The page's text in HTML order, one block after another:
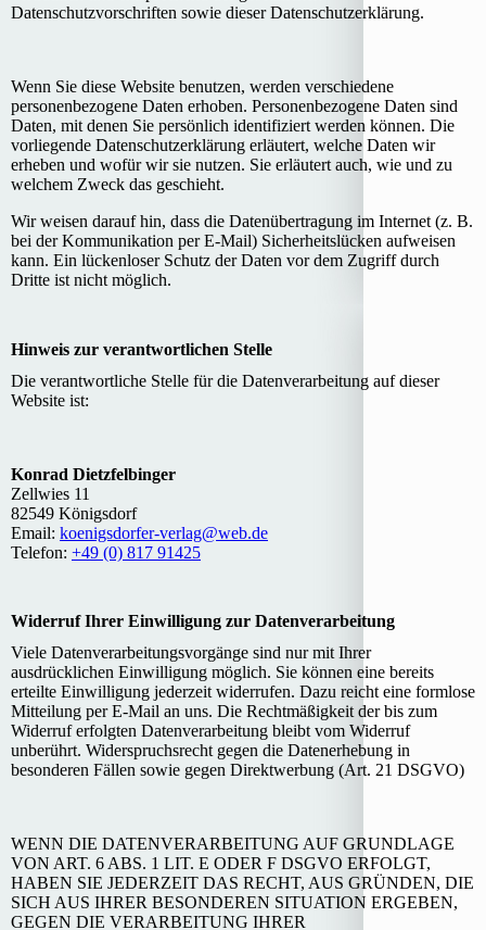
Datenschutzvorschriften sowie dieser Datenschutzerklärung.
Wenn Sie diese Website benutzen, werden verschiedene
personenbezogene Daten erhoben. Personenbezogene Daten sind
Daten, mit denen Sie persönlich identifiziert werden können. Die
vorliegende Datenschutzerklärung erläutert, welche Daten wir
erheben und wofür wir sie nutzen. Sie erläutert auch, wie und zu
welchem Zweck das geschieht.
Wir weisen darauf hin, dass die Datenübertragung im Internet (z. B.
bei der Kommunikation per E-Mail) Sicherheitslücken aufweisen
kann. Ein lückenloser Schutz der Daten vor dem Zugriff durch
Dritte ist nicht möglich.
Hinweis zur verantwortlichen Stelle
Die verantwortliche Stelle für die Datenverarbeitung auf dieser
Website ist:
Konrad Dietzfelbinger
Zellwies 11
82549 Königsdorf
Email: koenigsdorfer-verlag@web.de
Telefon: +49 (0) 817 91425
Widerruf Ihrer Einwilligung zur Datenverarbeitung
Viele Datenverarbeitungsvorgänge sind nur mit Ihrer
ausdrücklichen Einwilligung möglich. Sie können eine bereits
erteilte Einwilligung jederzeit widerrufen. Dazu reicht eine formlose
Mitteilung per E-Mail an uns. Die Rechtmäßigkeit der bis zum
Widerruf erfolgten Datenverarbeitung bleibt vom Widerruf
unberührt. Widerspruchsrecht gegen die Datenerhebung in
besonderen Fällen sowie gegen Direktwerbung (Art. 21 DSGVO)
WENN DIE DATENVERARBEITUNG AUF GRUNDLAGE
VON ART. 6 ABS. 1 LIT. E ODER F DSGVO ERFOLGT,
HABEN SIE JEDERZEIT DAS RECHT, AUS GRÜNDEN, DIE
SICH AUS IHRER BESONDEREN SITUATION ERGEBEN,
GEGEN DIE VERARBEITUNG IHRER